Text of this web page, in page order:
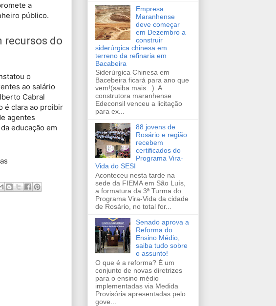
a
público.
recursos do
o
ao salário
Cabral
é clara ao proibir
agentes
educação em
Empresa
Maranhense
deve começar
em Dezembro a
construir
siderúrgica chinesa em
terreno da refinaria em
Bacabeira
Siderúrgica Chinesa em
Bacebeira ficará para ano que
vem!(saiba mais...) A
construtora maranhense
Edeconsil venceu a licitação
para ex...
88 jovens de
Rosário e região
recebem
certificados do
Programa Vira-
Vida do SESI
Aconteceu nesta tarde na
sede da FIEMA em São Luís,
a formatura da 3ª Turma do
Programa Vira-Vida da cidade
de Rosário, no total for...
Senado aprova a
Reforma do
Ensino Médio,
saiba tudo sobre
o assunto!
O que é a reforma? É um
conjunto de novas diretrizes
para o ensino médio
implementadas via Medida
Provisória apresentadas pelo
gove...